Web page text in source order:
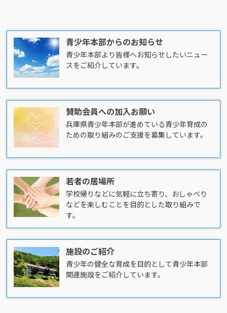
青少年本部からのお知らせ
青少年本部より皆様へお知らせしたいニュー
スをご紹介しています。
賛助会員への加入お願い
兵庫県青少年本部が進めている青少年育成の
ための取り組みのご支援を募集しています。
若者の居場所
学校帰りなどに気軽に立ち寄り、おしゃべり
などを楽しむことを目的とした取り組みで
す。
施設のご紹介
青少年の健全な育成を目的として青少年本部
関連施設をご紹介しています。